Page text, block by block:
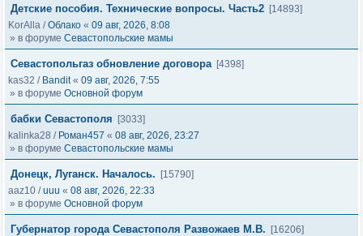
Детские пособия. Технические вопросы. Часть2 [14893]
KorAlla /Облако « 09 авг, 2026, 8:08
» в форуме Севастопольские мамы
Севастопольгаз обновление договора [4398]
kas32 / Bandit« 09 авг, 2026, 7:55
» в форуме Основной форум
бабки Севастополя
[3033]
kalinka28 / Роман457 « 08 авг, 2026, 23:27
» в форуме Севастопольские мамы
Донецк, Луганск. Началось.
[15790]
aaz10 /uuu « 08 авг, 2026, 22:33
» в форуме Основной форум
Губернатор города Севастополя Развожаев М.В.
[16206]